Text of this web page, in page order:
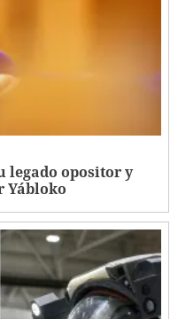
legado opositor y
Yábloko